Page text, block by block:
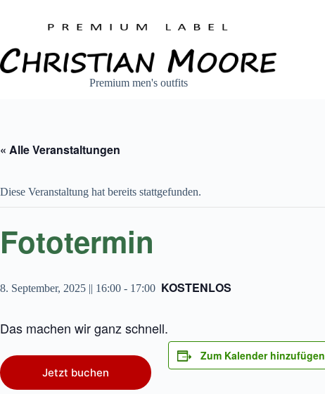
Premium men's outfits
« Alle Veranstaltungen
Diese Veranstaltung hat bereits stattgefunden.
Fototermin
8. September, 2025 || 16:00 - 17:00 KOSTENLOS
Das machen wir ganz schnell.
Jetzt buchen
Zum Kalender hinzufügen